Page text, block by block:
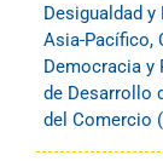
Desigualdad y
Asia-Pacífico,
Democracia y
de Desarrollo
del Comercio